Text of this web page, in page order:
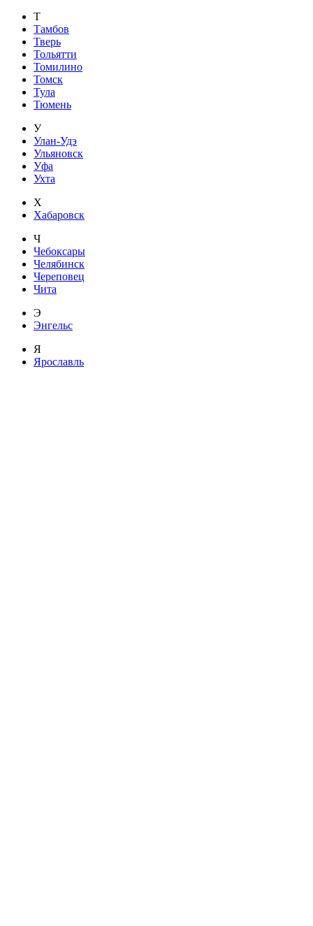
Т
Тамбов
Тверь
Тольятти
Томилино
Томск
Тула
Тюмень
У
Улан-Удэ
Ульяновск
Уфа
Ухта
Х
Хабаровск
Ч
Чебоксары
Челябинск
Череповец
Чита
Э
Энгельс
Я
Ярославль